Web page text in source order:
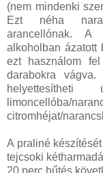
(nem mindenki
Ezt néha
arancellónak. A
alkoholban ázatott
ezt használom
darabokra
limoncellóba/
citromhéjat/
A praliné
tejcsoki